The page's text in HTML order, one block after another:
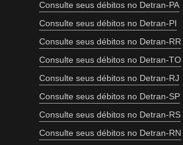
Consulte seus débitos no Detran-PA
Consulte seus débitos no Detran-PI
Consulte seus débitos no Detran-RR
Consulte seus débitos no Detran-TO
Consulte seus débitos no Detran-RJ
Consulte seus débitos no Detran-SP
Consulte seus débitos no Detran-RS
Consulte seus débitos no Detran-RN